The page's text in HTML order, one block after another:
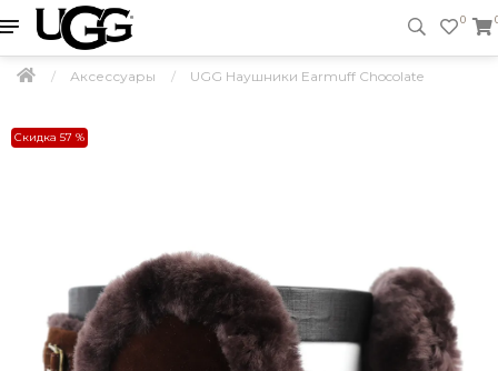
0
Аксессуары UGG Наушники Earmuff Chocolate
Скидка 57 %